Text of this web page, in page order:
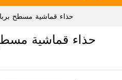
حذاء قماشية مسطح
حذاء قماشية